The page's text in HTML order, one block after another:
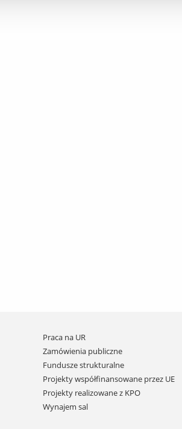
Praca na UR
Zamówienia publiczne
Fundusze strukturalne
Projekty współfinansowane przez UE
Projekty realizowane z KPO
Wynajem sal